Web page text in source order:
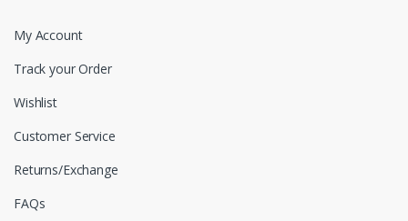
My Account
Track your Order
Wishlist
Customer Service
Returns/Exchange
FAQs